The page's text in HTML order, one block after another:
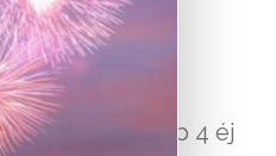
nyelvű
5 nap 4 éj